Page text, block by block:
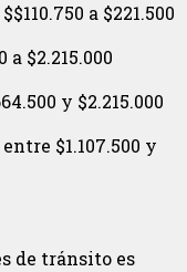
a $221.500
$2.215.000
y $2.215.000
$1.107.500 y
de tránsito es